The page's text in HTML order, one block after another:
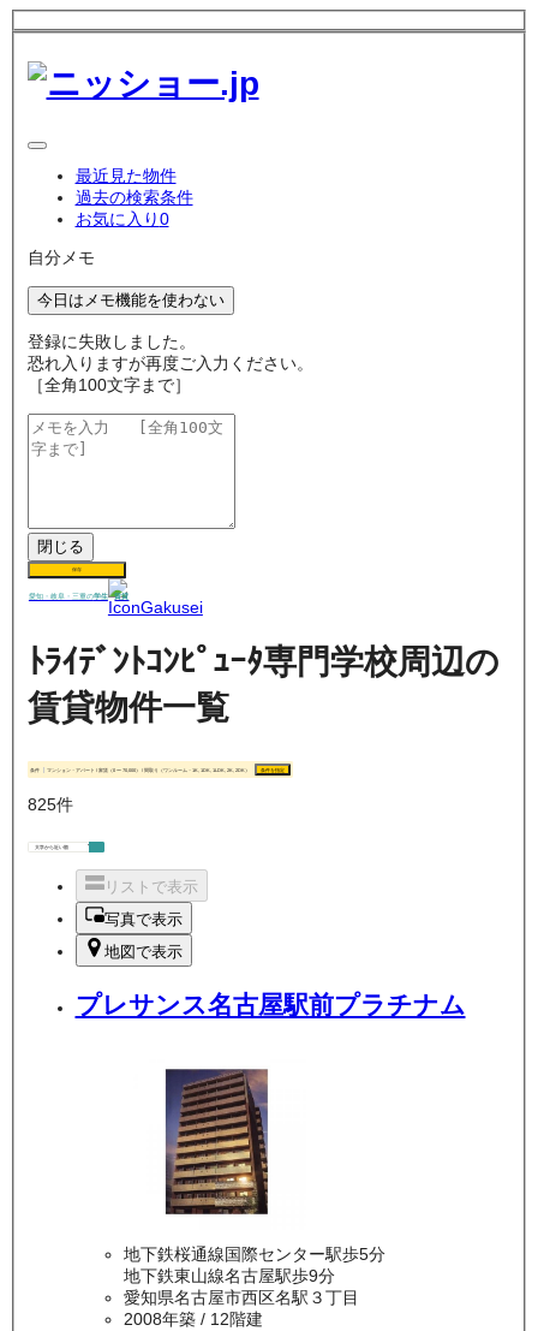
最近見た物件
過去の検索条件
お気に入り0
自分メモ
今日はメモ機能を使わない
登録に失敗しました。
恐れ入りますが再度ご入力ください。
［全角100文字まで］
閉じる
保存
愛知・岐阜・三重の学生 賃貸
ﾄﾗｲﾃﾞﾝﾄｺﾝﾋﾟｭｰﾀ専門学校周辺の
賃貸物件一覧
条件 マンション・アパート / 家賃（0 〜 70,000） / 間取り（ワンルーム・1K, 1DK, 1LDK, 2K, 2DK） 条件を指定
825件
リストで表示
写真で表示
地図で表示
プレサンス名古屋駅前プラチナム
地下鉄桜通線国際センター駅歩5分
地下鉄東山線名古屋駅歩9分
愛知県名古屋市西区名駅３丁目
2008年築/ 12階建